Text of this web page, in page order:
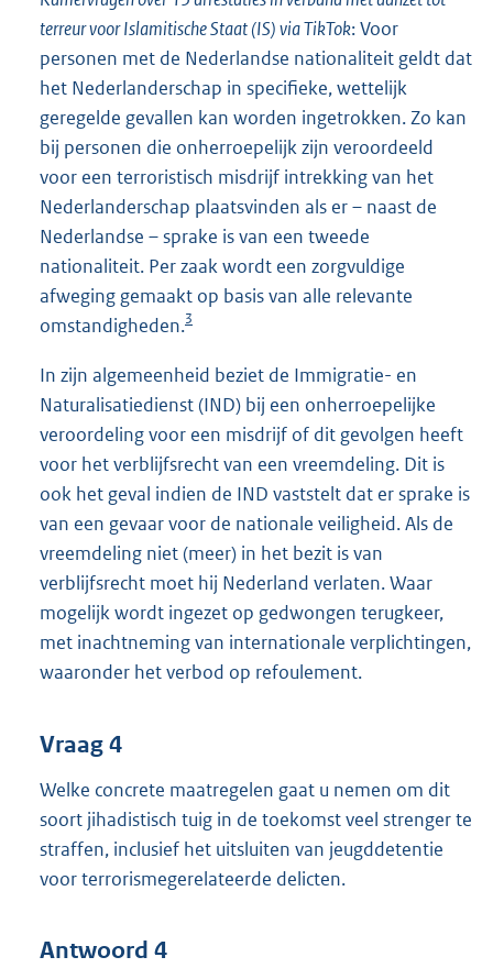
terreur voor Islamitische Staat (IS) via TikTok: Voor
personen met de Nederlandse nationaliteit geldt dat
het Nederlanderschap in specifieke, wettelijk
geregelde gevallen kan worden ingetrokken. Zo kan
bij personen die onherroepelijk zijn veroordeeld
voor een terroristisch misdrijf intrekking van het
Nederlanderschap plaatsvinden als er – naast de
Nederlandse – sprake is van een tweede
nationaliteit. Per zaak wordt een zorgvuldige
afweging gemaakt op basis van alle relevante
omstandigheden.3
In zijn algemeenheid beziet de Immigratie- en
Naturalisatiedienst (IND) bij een onherroepelijke
veroordeling voor een misdrijf of dit gevolgen heeft
voor het verblijfsrecht van een vreemdeling. Dit is
ook het geval indien de IND vaststelt dat er sprake is
van een gevaar voor de nationale veiligheid. Als de
vreemdeling niet (meer) in het bezit is van
verblijfsrecht moet hij Nederland verlaten. Waar
mogelijk wordt ingezet op gedwongen terugkeer,
met inachtneming van internationale verplichtingen,
waaronder het verbod op refoulement.
Vraag 4
Welke concrete maatregelen gaat u nemen om dit
soort jihadistisch tuig in de toekomst veel strenger te
straffen, inclusief het uitsluiten van jeugddetentie
voor terrorismegerelateerde delicten.
Antwoord 4